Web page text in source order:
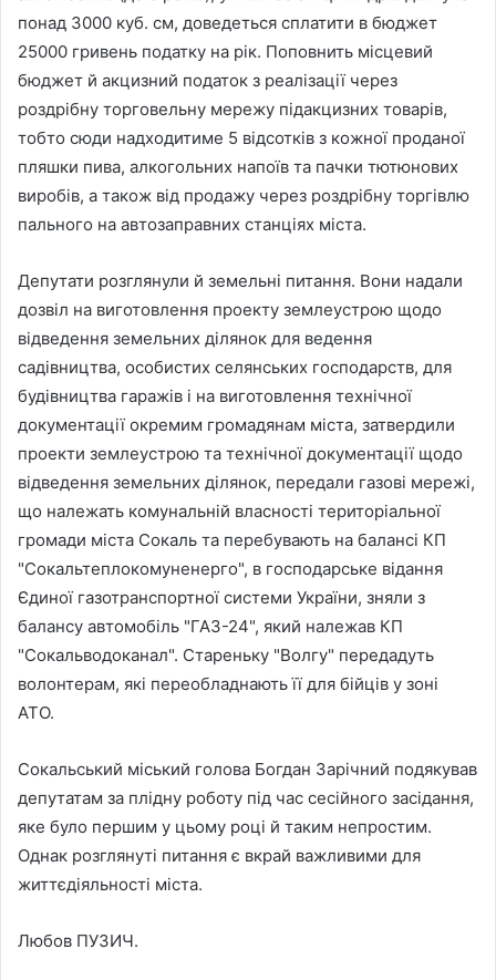
понад 3000 куб. см, доведеться сплатити в бюджет
25000 гривень податку на рік. Поповнить місцевий
бюджет й акцизний податок з реалізації через
роздрібну торговельну мережу підакцизних товарів,
тобто сюди надходитиме 5 відсотків з кожної проданої
пляшки пива, алкогольних напоїв та пачки тютюнових
виробів, а також від продажу через роздрібну торгівлю
пального на автозаправних станціях міста.
Депутати розглянули й земельні питання. Вони надали
дозвіл на виготовлення проекту землеустрою щодо
відведення земельних ділянок для ведення
садівництва, особистих селянських господарств, для
будівництва гаражів і на виготовлення технічної
документації окремим громадянам міста, затвердили
проекти землеустрою та технічної документації щодо
відведення земельних ділянок, передали газові мережі,
що належать комунальній власності територіальної
громади міста Сокаль та перебувають на балансі КП
"Сокальтеплокомуненерго", в господарське відання
Єдиної газотранспортної системи України, зняли з
балансу автомобіль "ГАЗ-24", який належав КП
"Сокальводоканал". Стареньку "Волгу" передадуть
волонтерам, які переобладнають її для бійців у зоні
АТО.
Сокальський міський голова Богдан Зарічний подякував
депутатам за плідну роботу під час сесійного засідання,
яке було першим у цьому році й таким непростим.
Однак розглянуті питання є вкрай важливими для
життєдіяльності міста.
Любов ПУЗИЧ.